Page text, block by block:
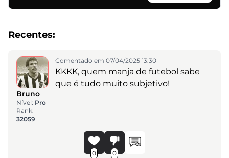
Recentes:
Bruno
Nível: Pro
Rank:
32059
Comentado em 07/04/2025 13:30
KKKK, quem manja de futebol sabe
que é tudo muito subjetivo!
0 0